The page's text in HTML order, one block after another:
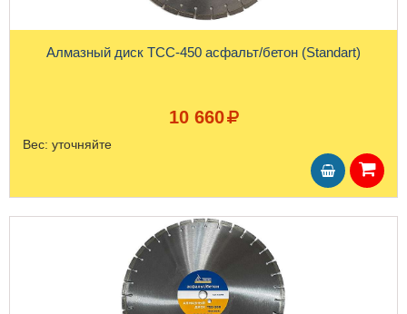
Алмазный диск ТСС-450 асфальт/бетон (Standart)
10 660
Вес: уточняйте